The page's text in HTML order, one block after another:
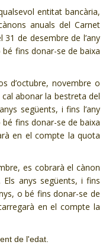
entitat bancària,
anuals del Carnet
31 de desembre de l’any
fins donar-se de baixa
d’octubre, novembre o
abonar la bestreta del
següents, i fins l’any
fins donar-se de baixa
en el compte la quota
es cobrarà el cànon
anys següents, i fins
o bé fins donar-se de
en el compte la
de l'edat.